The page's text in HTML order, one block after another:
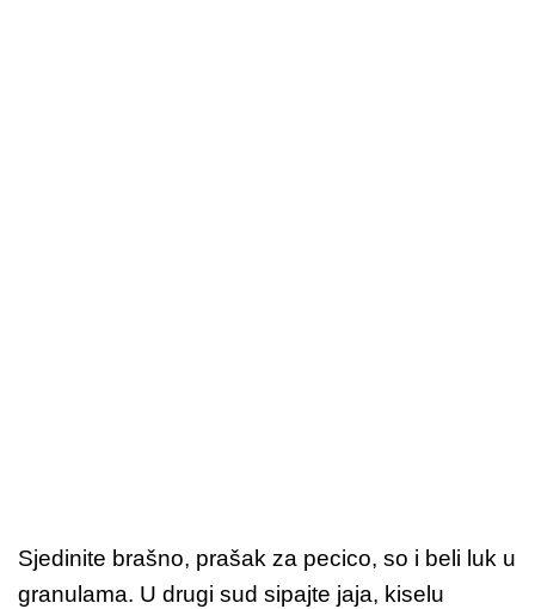
Sjedinite brašno, prašak za pecico, so i beli luk u
granulama. U drugi sud sipajte jaja, kiselu